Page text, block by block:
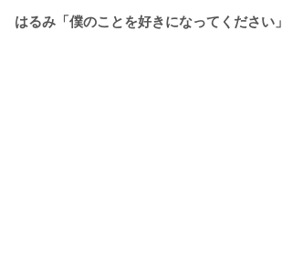
はるみ「僕のことを好きになってください」